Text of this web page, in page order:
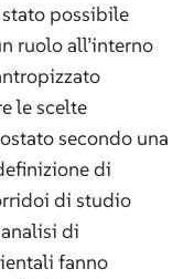
possibile
ruolo all’interno
le scelte
secondo una
di
di studio
di
fanno